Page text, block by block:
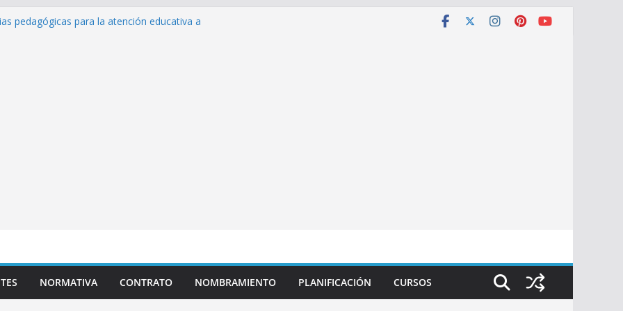
pedagógicas para la atención educativa a
NORMATIVA CONTRATO NOMBRAMIENTO PLANIFICACIÓN CURSOS